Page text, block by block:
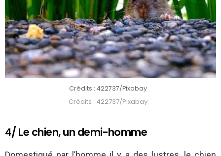
Crédits : 422737/Pixabay
Crédits : 422737/Pixabay
4/ Le chien, un demi-homme